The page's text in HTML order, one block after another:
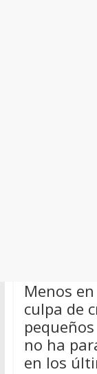
Menos
culpa de
no ha
en los